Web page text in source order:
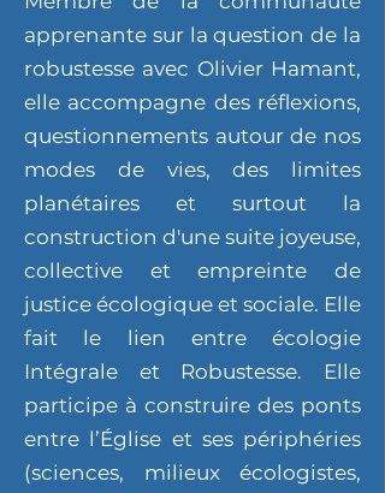
apprenante sur la question de la
robustesse avec Olivier Hamant,
elle accompagne des réflexions,
questionnements autour de nos
modes de vies, des limites
planétaires et surtout la
construction d'une suite joyeuse,
collective et empreinte de
justice écologique et sociale. Elle
fait le lien entre écologie
Intégrale et Robustesse. Elle
participe à construire des ponts
entre l’Église et ses périphéries
(sciences, milieux écologistes,